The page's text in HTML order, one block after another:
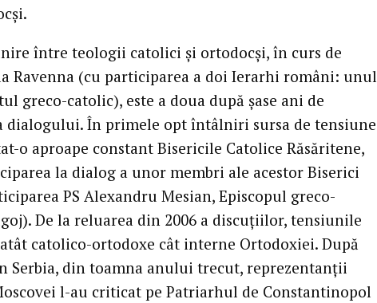
între teologii catolici şi ortodocşi, în curs de
Ravenna (cu participarea a doi Ierarhi români: unul
greco-catolic), este a doua după şase ani de
dialogului. În primele opt întâlniri sursa de tensiune
o aproape constant Bisericile Catolice Răsăritene,
la dialog a unor membri ale acestor Biserici
PS Alexandru Mesian, Episcopul greco-
De la reluarea din 2006 a discuţiilor, tensiunile
catolico-ortodoxe cât interne Ortodoxiei. După
Serbia, din toamna anului trecut, reprezentanţii
l-au criticat pe Patriarhul de Constantinopol